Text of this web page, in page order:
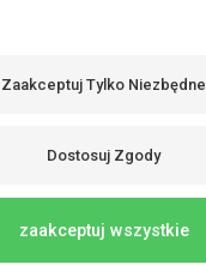
Pokaż Pełną Wersję Strony
Sklep internetowy Shoper.pl
Zaakceptuj Tylko Niezbędne
Dostosuj Zgody
zaakceptuj wszystkie